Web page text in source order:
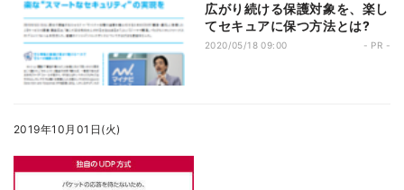
広がり続ける保護対象を、楽し
てセキュアに保つ方法とは?
2020/05/18 09:00 - PR -
2019年10月01日(火)